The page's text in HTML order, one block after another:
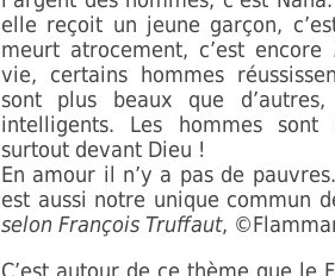
elle reçoit un jeune garçon,
meurt atrocement, c’est encore
vie, certains hommes
sont plus beaux que
intelligents. Les hommes
surtout devant Dieu !
En amour il n’y a pas de
est aussi notre unique commun
selon François Truffaut,
C’est autour de ce thème que le